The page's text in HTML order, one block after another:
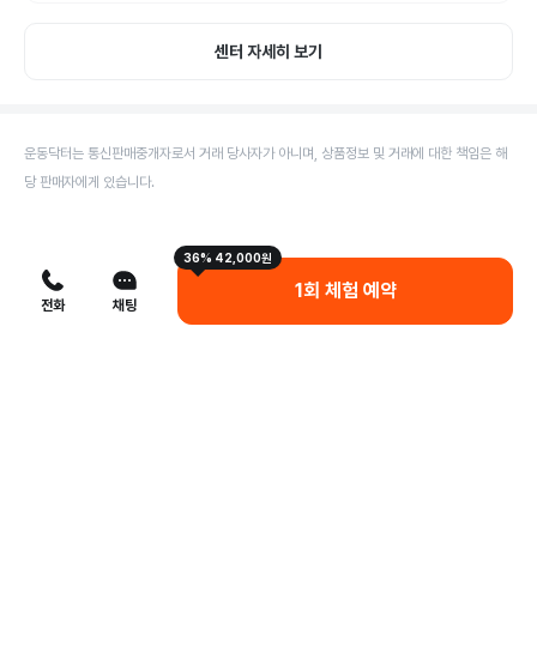
센터 자세히 보기
운동닥터는 통신판매중개자로서 거래 당사자가 아니며, 상품정보 및 거래에 대한 책임은 해
당 판매자에게 있습니다.
전화 채팅
36% 42,000원
1회 체험 예약